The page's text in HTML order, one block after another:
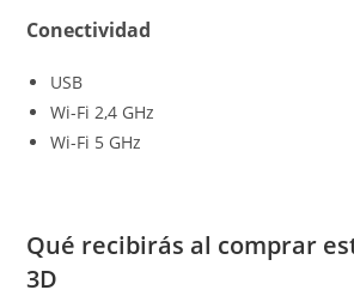
Conectividad
USB
Wi-Fi 2,4 GHz
Wi-Fi 5 GHz
Qué recibirás al comprar
3D